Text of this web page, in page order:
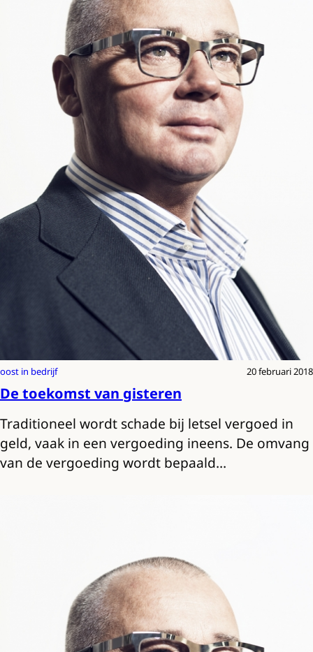
oost in bedrijf 20 februari 2018
De toekomst van gisteren
Traditioneel wordt schade bij letsel vergoed in
geld, vaak in een vergoeding ineens. De omvang
van de vergoeding wordt bepaald…